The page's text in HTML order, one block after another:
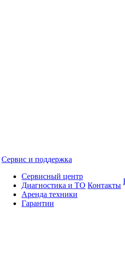
Сервис и поддержка
Сервисный центр
Диагностика и ТО
Аренда техники
Гарантии
Контакты